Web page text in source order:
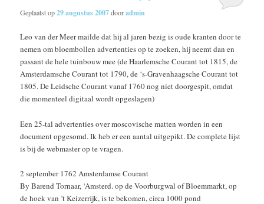
Geplaatst op29 augustus 2007dooradmin
Leo van der Meer mailde dat hij al jaren bezig is oude kranten door te
nemen om bloembollen advertenties op te zoeken, hij neemt dan en
passant de hele tuinbouw mee (de Haarlemsche Courant tot 1815, de
Amsterdamsche Courant tot 1790, de ‘s-Gravenhaagsche Courant tot
1805. De Leidsche Courant vanaf 1760 nog niet doorgespit, omdat
die momenteel digitaal wordt opgeslagen)
Een 25-tal advertenties over moscovische matten worden in een
document opgesomd. Ik heb er een aantal uitgepikt. De complete lijst
is bij de webmaster op te vragen.
2 september 1762 Amsterdamse Courant
By Barend Tornaar, ‘Amsterd. op de Voorburgwal of Bloemmarkt, op
de hoek van ’t Keizerrijk, is te bekomen, circa 1000 pond